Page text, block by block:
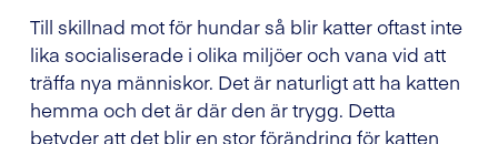
Till skillnad mot för hundar så blir katter oftast inte
lika socialiserade i olika miljöer och vana vid att
träffa nya människor. Det är naturligt att ha katten
hemma och det är där den är trygg. Detta
betyder att det blir en stor förändring för katten